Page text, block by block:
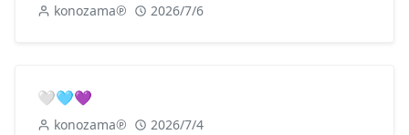
konozama℗ 2026/7/6
🤍🩵💜
konozama℗ 2026/7/4